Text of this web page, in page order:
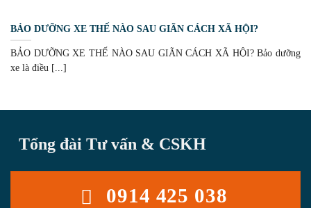
BẢO DƯỠNG XE THẾ NÀO SAU GIÃN CÁCH XÃ HỘI?
BẢO DƯỠNG XE THẾ NÀO SAU GIÃN CÁCH XÃ HỘI? Bảo dưỡng
xe là điều [...]
Tổng đài Tư vấn & CSKH
0914 425 038